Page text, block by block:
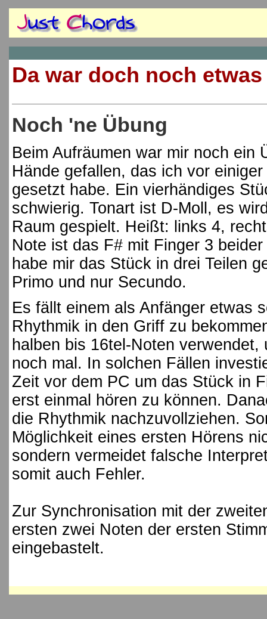
Da war doch noch etwas
Noch 'ne Übung
Beim Aufräumen war mir noch ein
Hände gefallen, das ich vor
gesetzt habe. Ein vierhändiges
schwierig. Tonart ist D-Moll, es
Raum gespielt. Heißt: links 4,
Note ist das F# mit Finger 3
habe mir das Stück in drei Teilen
Primo und nur Secundo.
Es fällt einem als Anfänger etwas
Rhythmik in den Griff zu
halben bis 16tel-Noten
noch mal. In solchen Fällen
Zeit vor dem PC um das Stück in
erst einmal hören zu können.
die Rhythmik nachzuvollziehen.
Möglichkeit eines ersten Hörens
sondern vermeidet falsche
somit auch Fehler.
Zur Synchronisation mit der
ersten zwei Noten der ersten
eingebastelt.